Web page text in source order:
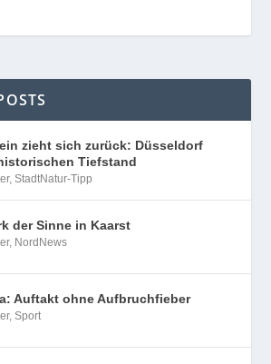
zieht sich zurück: Düsseldorf
Tiefstand
,StadtNatur-Tipp
der Sinne in Kaarst
, NordNews
Auftakt ohne Aufbruchfieber
,Sport